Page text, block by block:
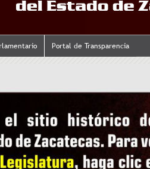
Portal de Transparencia